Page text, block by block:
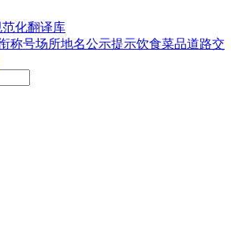
范化翻译库
称号场所地名公示提示饮食菜品道路交